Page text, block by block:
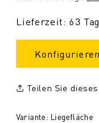
Lieferzeit: 63
Konfigurieren
Teilen Sie
Variante: Liegefläche